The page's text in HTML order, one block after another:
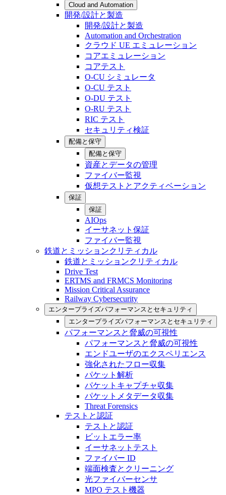
Cloud and Automation
開発/設計と製造
開発/設計と製造
Automation and Orchestration
クラウド UE エミュレーション
コアエミュレーション
コアテスト
O-CU シミュレータ
O-CU テスト
O-DU テスト
O-RU テスト
RIC テスト
セキュリティ検証
配備と保守
配備と保守
資産とデータの管理
ファイバー監視
仮想テストとアクティベーション
保証
保証
AIOps
イーサネット保証
ファイバー監視
鉄道とミッションクリティカル
鉄道とミッションクリティカル
Drive Test
ERTMS and FRMCS Monitoring
Mission Critical Assurance
Railway Cybersecurity
エンタープライズパフォーマンスとセキュリティ
エンタープライズパフォーマンスとセキュリティ
パフォーマンスと脅威の可視性
パフォーマンスと脅威の可視性
エンドユーザのエクスペリエンス
強化されたフロー収集
パケット解析
パケットキャプチャ収集
パケットメタデータ収集
Threat Forensics
テストと認証
テストと認証
ビットエラー率
イーサネットテスト
ファイバー ID
端面検査とクリーニング
光ファイバーセンサ
MPO テスト機器